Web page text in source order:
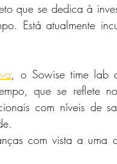
que se dedica à
Está atualmente
, o Sowise time lab
que se reflete
com níveis de
com vista a